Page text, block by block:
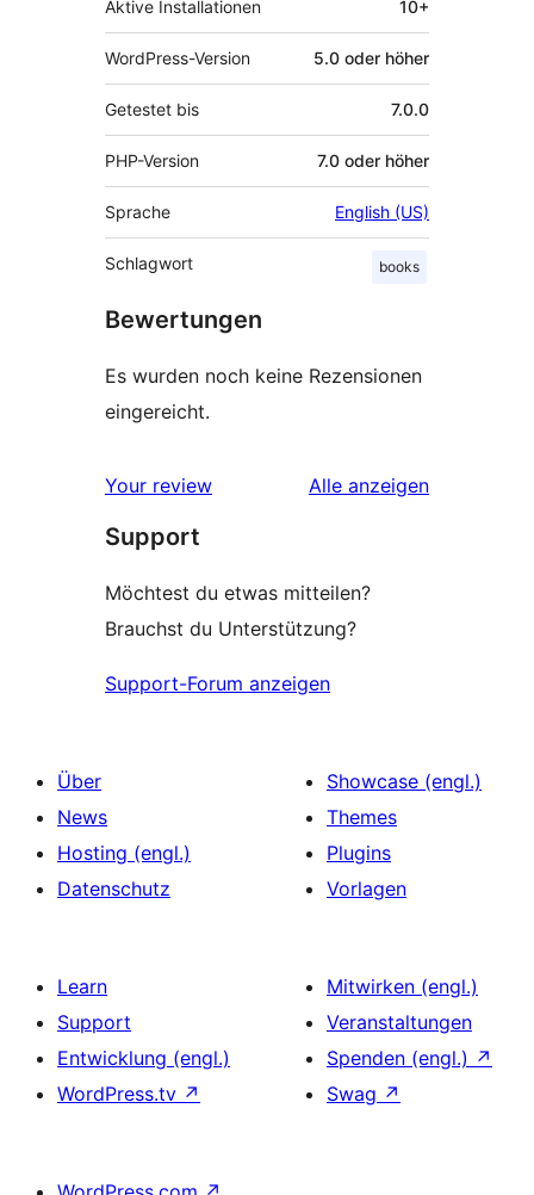
Aktive Installationen 10+
WordPress-Version 5.0 oder höher
Getestet bis 7.0.0
PHP-Version 7.0 oder höher
Sprache English (US)
Schlagwort books
Bewertungen
Es wurden noch keine Rezensionen
eingereicht.
Your review Alle Rezensionen
anzeigen
Support
Möchtest du etwas mitteilen?
Brauchst du Unterstützung?
Support-Forum anzeigen
Über
News
Hosting (engl.)
Datenschutz
Showcase (engl.)
Themes
Plugins
Vorlagen
Learn
Support
Entwicklung (engl.)
WordPress.tv ↗
Mitwirken (engl.)
Veranstaltungen
Spenden (engl.) ↗
Swag ↗